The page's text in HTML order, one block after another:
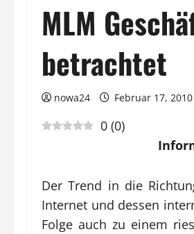
MLM
betrachtet
nowa24 Februar 17, 2010
0 (0)
Der Trend in die
Internet und dessen
Folge auch zu einem